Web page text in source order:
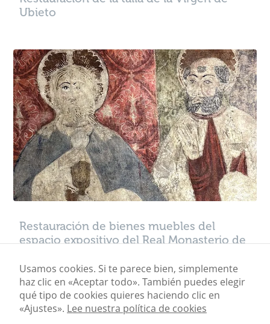
Ubieto
Restauración de bienes muebles del
espacio expositivo del Real Monasterio de
Mostrando los 5 resultados
Usamos cookies. Si te parece bien, simplemente
haz clic en «Aceptar todo». También puedes elegir
qué tipo de cookies quieres haciendo clic en
«Ajustes». Lee nuestra política de cookies